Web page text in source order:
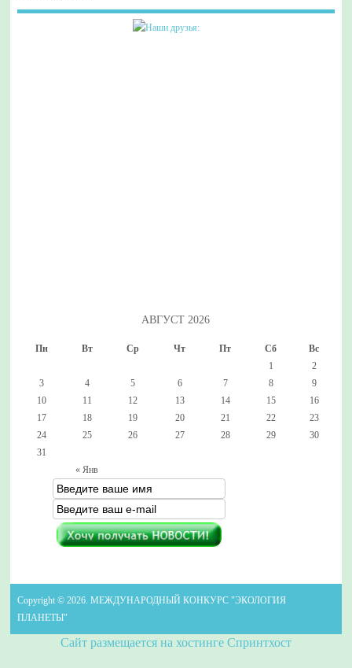
АВГУСТ 2026
Пн Вт Ср Чт Пт Сб Вс
« Янв
1
2
3
4 5 6 7 8
9
10
11 12 13 14 15
16
17
18 19 20 21 22
23
24
25 26 27 28 29
30
31
Copyright © 2026. МЕЖДУНАРОДНЫЙ КОНКУРС "ЭКОЛОГИЯ
ПЛАНЕТЫ"
Сайт размещается на хостинге Спринтхост